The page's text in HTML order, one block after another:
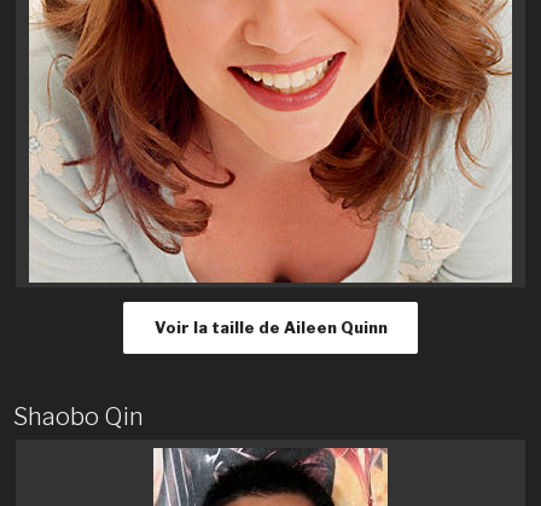
Voir la taille de Aileen Quinn
Shaobo Qin